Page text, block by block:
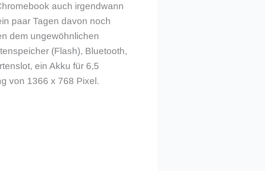
auch irgendwann
paar Tagen davon noch
dem ungewöhnlichen
(Flash), Bluetooth,
ein Akku für 6,5
von 1366 x 768 Pixel.